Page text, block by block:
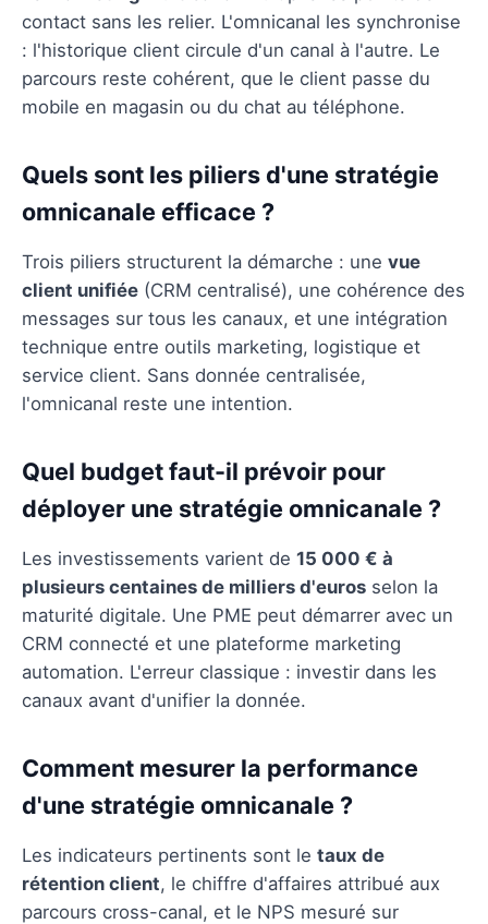
contact sans les relier. L'omnicanal les synchronise
: l'historique client circule d'un canal à l'autre. Le
parcours reste cohérent, que le client passe du
mobile en magasin ou du chat au téléphone.
Quels sont les piliers d'une stratégie
omnicanale efficace ?
Trois piliers structurent la démarche : une vue
client unifiée (CRM centralisé), une cohérence des
messages sur tous les canaux, et une intégration
technique entre outils marketing, logistique et
service client. Sans donnée centralisée,
l'omnicanal reste une intention.
Quel budget faut-il prévoir pour
déployer une stratégie omnicanale ?
Les investissements varient de 15 000 € à
plusieurs centaines de milliers d'euros selon la
maturité digitale. Une PME peut démarrer avec un
CRM connecté et une plateforme marketing
automation. L'erreur classique : investir dans les
canaux avant d'unifier la donnée.
Comment mesurer la performance
d'une stratégie omnicanale ?
Les indicateurs pertinents sont le taux de
rétention client, le chiffre d'affaires attribué aux
parcours cross-canal, et le NPS mesuré sur